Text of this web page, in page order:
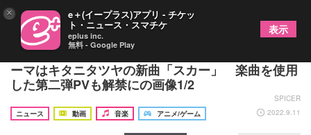
TVアニメ『BLEACH 千年血戦篇』オープニングテ
ーマはキタニタツヤの新曲「スカー」 楽曲を使用
した第二弾PVも解禁にの画像1/2
SPICER
ニュース
動画 音楽 アニメ/ゲーム 2022.9.11
× e＋(イープラス)アプリ - チケッ
ト・ニュース・スマチケ
eplus inc.
無料 - Google Play
表示